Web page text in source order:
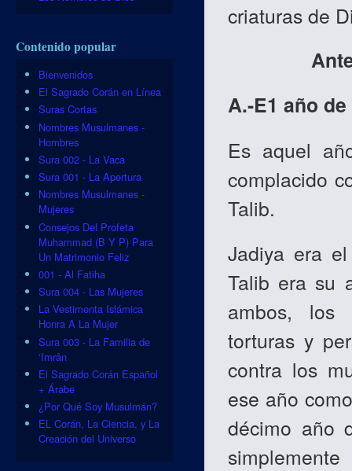
criaturas de
A.-E1 año
Es aquel
complacido
Talib.
Jadiya era
Talib era su
ambos, los
torturas y
contra los
ese año
décimo año
Contenido popular
Bienvenidos
El Sagrado Corán en Línea
Suras Cortas
Nombres Musulmanes -
Hombres
Sura 002 - La Vaca
Sura 001 - La Apertura
Nombres Musulmanes -
Mujeres
Consejos Del Profeta
Muhammad (B Y P) Para
Un Matrimonio Feliz
001 - Al Fatiha
Sura 004 - Las Mujeres
La Vestimenta Islámica
Honra A La Mujer
Sura 003 - La Familia de
‘Imrân
El Sagrado Corán Español
+ Árabe
¿Por Qué Soy Musulmán?
EL Corán, La Ciencia, y La
Creación del Universo